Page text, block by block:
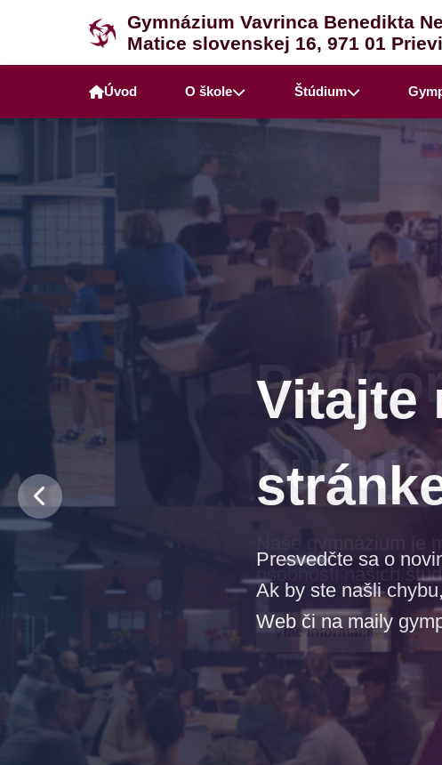
Gymnázium Vavrinca Benedikta
Matice slovenskej 16, 971 01
Úvod O škole Štúdium
Naše gymnázium je
osobnosti našich
Viac informácií